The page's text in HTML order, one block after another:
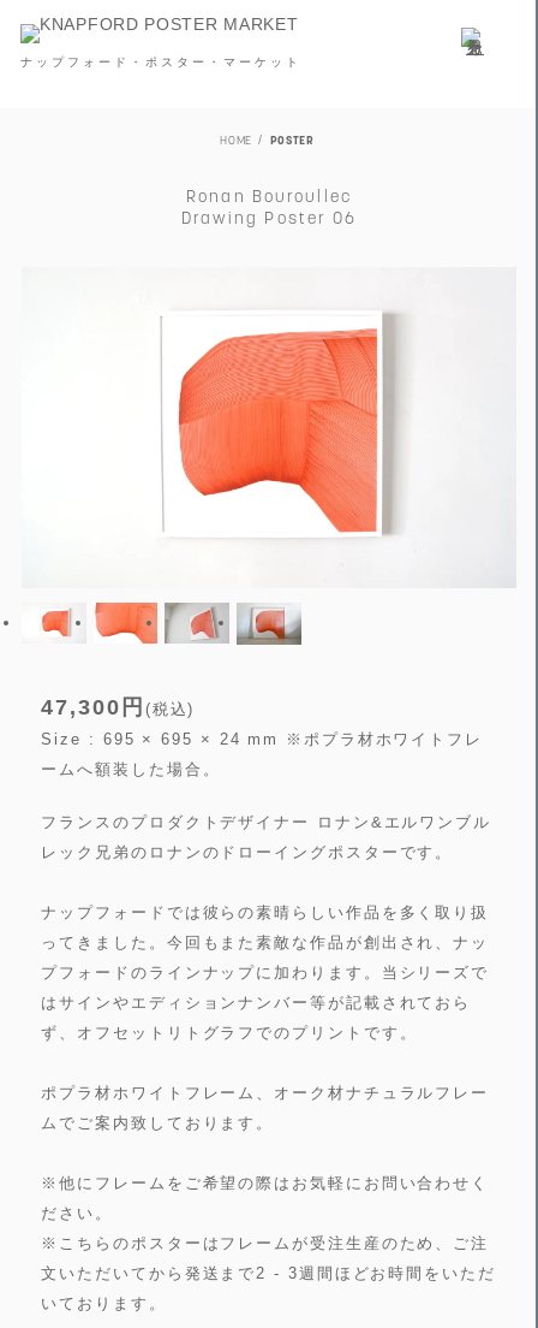
ナップフォード・ポスター・マーケット
HOME POSTER
Ronan Bouroullec
Drawing Poster 06
47,300円 (税込)
Size : 695 × 695 × 24 mm ※ポプラ材ホワイトフレ
ームへ額装した場合。
フランスのプロダクトデザイナー ロナン&エルワンブル
レック兄弟のロナンのドローイングポスターです。
ナップフォードでは彼らの素晴らしい作品を多く取り扱
ってきました。今回もまた素敵な作品が創出され、ナッ
プフォードのラインナップに加わります。当シリーズで
はサインやエディションナンバー等が記載されておら
ず、オフセットリトグラフでのプリントです。
ポプラ材ホワイトフレーム、オーク材ナチュラルフレー
ムでご案内致しております。
※他にフレームをご希望の際はお気軽にお問い合わせく
ださい。
※こちらのポスターはフレームが受注生産のため、ご注
文いただいてから発送まで2 - 3週間ほどお時間をいただ
いております。